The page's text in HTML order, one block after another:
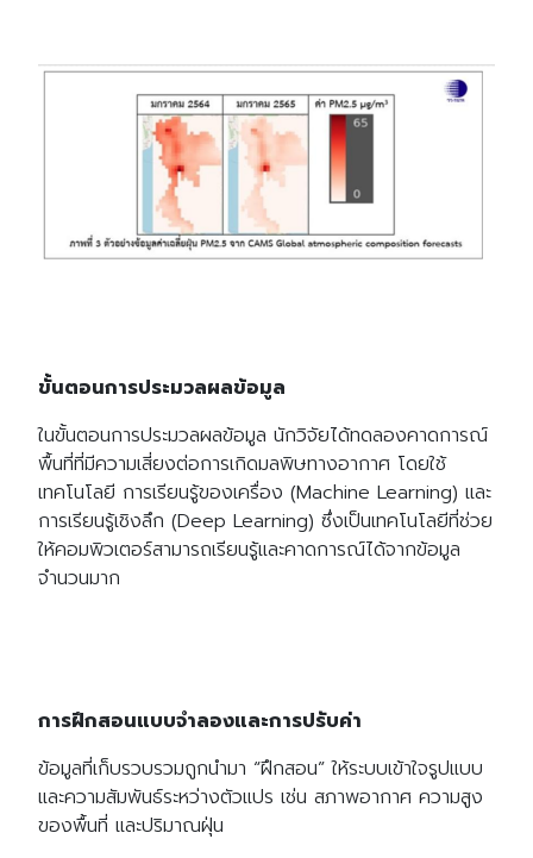
ขั้นตอนการประมวลผลข้อมูล
ในขั้นตอนการประมวลผลข้อมูล นักวิจัยได้ทดลองคาดการณ์
พื้นที่ที่มีความเสี่ยงต่อการเกิดมลพิษทางอากาศ โดยใช้
เทคโนโลยี การเรียนรู้ของเครื่อง (Machine Learning) และ
การเรียนรู้เชิงลึก (Deep Learning) ซึ่งเป็นเทคโนโลยีที่ช่วย
ให้คอมพิวเตอร์สามารถเรียนรู้และคาดการณ์ได้จากข้อมูล
จำนวนมาก
การฝึกสอนแบบจำลองและการปรับค่า
ข้อมูลที่เก็บรวบรวมถูกนำมา “ฝึกสอน” ให้ระบบเข้าใจรูปแบบ
และความสัมพันธ์ระหว่างตัวแปร เช่น สภาพอากาศ ความสูง
ของพื้นที่ และปริมาณฝุ่น